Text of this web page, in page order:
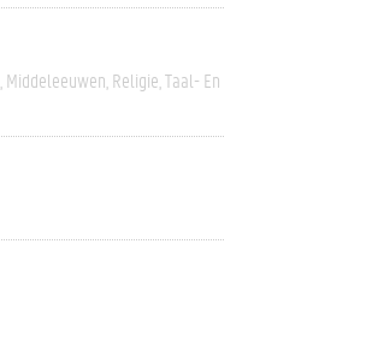
Middeleeuwen Religie Taal- En